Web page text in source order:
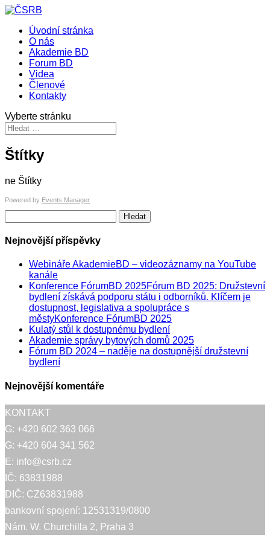
Úvodní stránka
O nás
Akademie BD
Forum BD
Videa
Členové
Kontakty
Vyberte stránku
Štítky
ne Štítky
Powered by Events Manager
Nejnovější příspěvky
Webináře AkademieBD – videozáznamy na YouTube
kanále
Konference FórumBD 2025Fórum BD 2025: Družstevní
bydlení získává podporu státu i odborníků. Klíčem je
dostupnost, legislativa a spolupráce s
městyKonference FórumBD 2025
Kulatý stůl k dostupnému bydlení
Akademie správy bytových domů 2025
Fórum BD 2024 – naděje na dostupnější družstevní
bydlení
Nejnovější komentáře
KONTAKT
G: +420 602 363 066
G: +420 604 341 562
E: info@csrb.cz
IČ: 63831988
DIČ: CZ63831988
bankovní spojení: 12531319/0800
Nám. W. Churchilla 2, Praha 3